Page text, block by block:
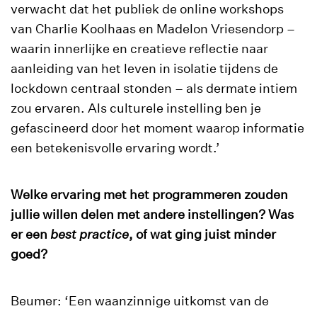
verwacht dat het publiek de online workshops
van Charlie Koolhaas en Madelon Vriesendorp –
waarin innerlijke en creatieve reflectie naar
aanleiding van het leven in isolatie tijdens de
lockdown centraal stonden – als dermate intiem
zou ervaren. Als culturele instelling ben je
gefascineerd door het moment waarop informatie
een betekenisvolle ervaring wordt.’
Welke ervaring met het programmeren zouden
jullie willen delen met andere instellingen? Was
er een best practice, of wat ging juist minder
goed?
Beumer: ‘Een waanzinnige uitkomst van de